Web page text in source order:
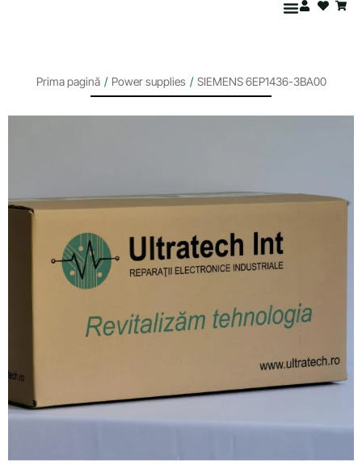
Prima pagină / Power supplies / SIEMENS 6EP1436-3BA00